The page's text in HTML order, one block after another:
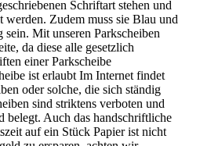
Schriftart stehen und
werden. Zudem muss sie Blau und
Mit unseren Parkscheiben
da diese alle gesetzlich
einer Parkscheibe
ist erlaubt Im Internet findet
oder solche, die sich ständig
sind striktens verboten und
belegt. Auch das handschriftliche
auf ein Stück Papier ist nicht